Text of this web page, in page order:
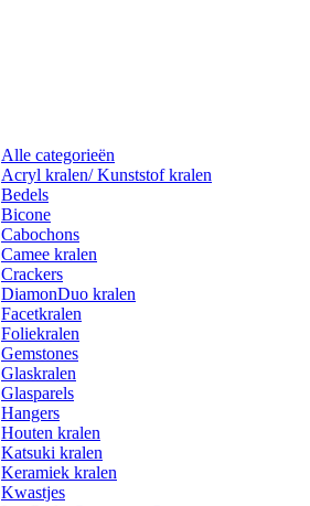
Alle categorieën
Acryl kralen/ Kunststof kralen
Bedels
Bicone
Cabochons
Camee kralen
Crackers
DiamonDuo kralen
Facetkralen
Foliekralen
Gemstones
Glaskralen
Glasparels
Hangers
Houten kralen
Katsuki kralen
Keramiek kralen
Kwastjes